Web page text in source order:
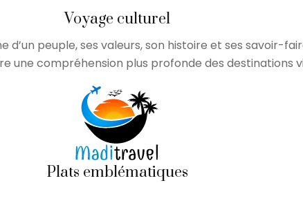
Voyage culturel
d’un peuple, ses valeurs, son histoire et ses savoir-
une compréhension plus profonde des destinations
Plats emblématiques